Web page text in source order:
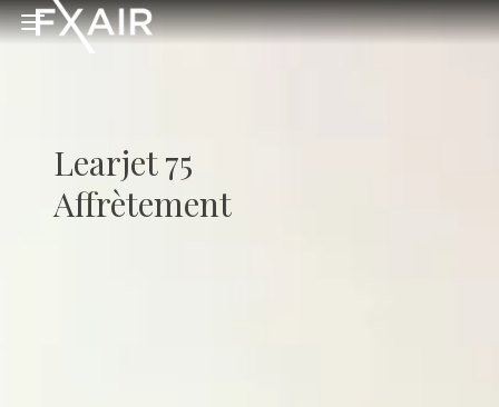
Skip to main content
Open menu
Learjet 75
Affrètement